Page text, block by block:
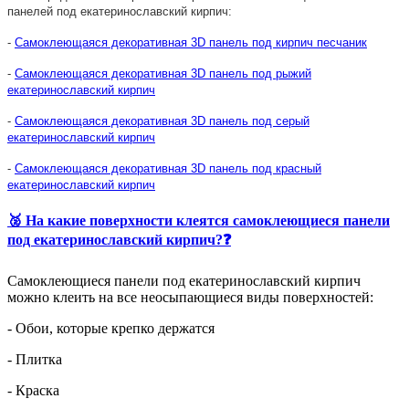
панелей под екатеринославский кирпич:
- Самоклеющаяся декоративная 3D панель под кирпич песчаник
- Самоклеющаяся декоративная 3D панель под рыжий
екатеринославский кирпич
- Самоклеющаяся декоративная 3D панель под серый
екатеринославский кирпич
- Самоклеющаяся декоративная 3D панель под красный
екатеринославский кирпич
🥈 На какие поверхности клеятся самоклеющиеся панели
под екатеринославский кирпич?❓
Самоклеющиеся панели под екатеринославский кирпич
можно клеить на все неосыпающиеся виды поверхностей:
- Обои, которые крепко держатся
- Плитка
- Краска